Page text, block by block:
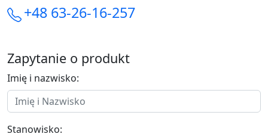
+48 63-26-16-257
Zapytanie o produkt
Imię i nazwisko:
Stanowisko: